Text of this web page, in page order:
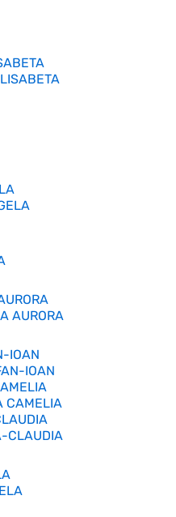
AURORA
IOAN
IOAN
CAMELIA
CLAUDIA